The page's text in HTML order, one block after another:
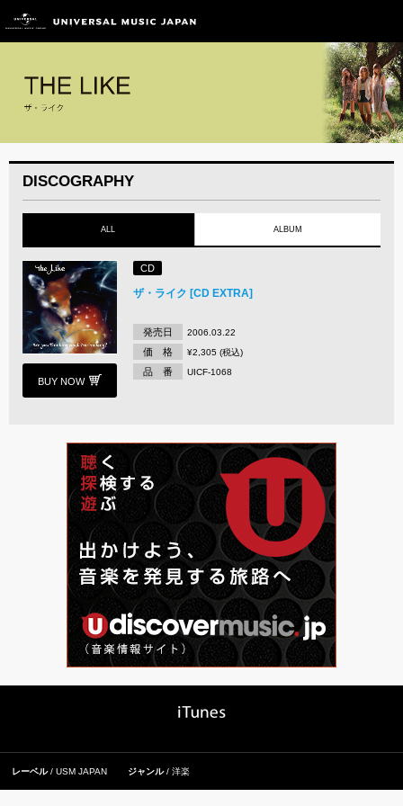
DISCOGRAPHY
ALL ALBUM
BUY NOW
CD
ザ・ライク [CD EXTRA]
発売日 2006.03.22
価 格 ¥2,305 (税込)
品 番 UICF-1068
レーベル USM JAPAN ジャンル 洋楽